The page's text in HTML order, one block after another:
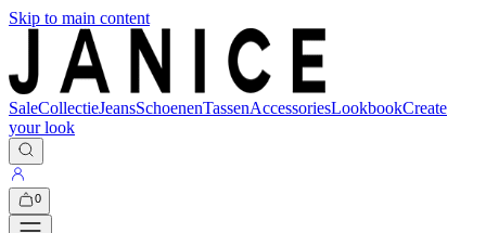
Skip to main content
SaleCollectieJeansSchoenenTassenAccessoriesLookbookCreate
your look
0